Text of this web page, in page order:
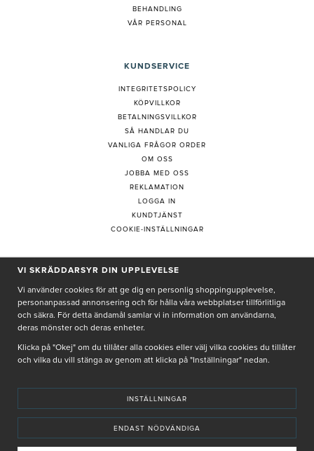
BEHANDLING
VÅR PERSONAL
KUNDSERVICE
INTEGRITETSPOLICY
KÖPVILLKOR
BETALNINGSVILLKOR
SÅ HANDLAR DU
VANLIGA FRÅGOR ORDER
OM OSS
JOBBA MED OSS
REKLAMATION
LOGGA IN
KUNDTJÄNST
COOKIE-INSTÄLLNINGAR
PRENUMERERA PÅ NYHETSBREV
Genom att ge min e-post, accepterar jag Seth och Sallyintegritetspolicy
De uppgifter du matar in kommer endast användas till våra nyhetsbrev.
VI SKRÄDDARSYR DIN UPPLEVELSE
Vi använder cookies för att ge dig en personlig shoppingupplevelse,
personanpassad annonsering och för hålla våra webbplatser tillförlitliga
och säkra. För detta ändamål samlar vi in information om användarna,
deras mönster och deras enheter.
Klicka på "Okej" om du tillåter alla cookies eller välj vilka cookies du tillåter
och vilka du vill stänga av genom att klicka på "Inställningar" nedan.
INSTÄLLNINGAR
ENDAST NÖDVÄNDIGA